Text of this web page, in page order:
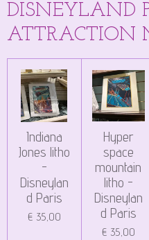
DISNEYLAND
ATTRACTION
Indiana
Jones litho
-
Disneylan
d Paris
€ 35,00
Hyper
space
mountain
litho -
Disneylan
d Paris
€ 35,00